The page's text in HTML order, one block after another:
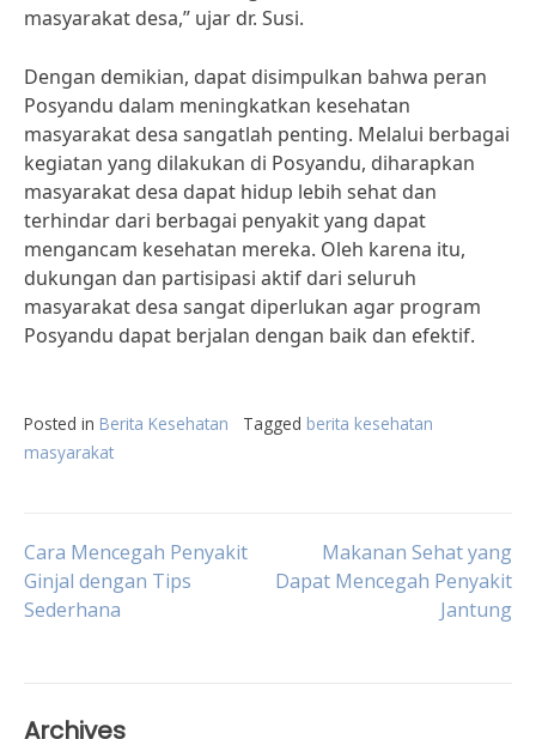
masyarakat desa,” ujar dr. Susi.
Dengan demikian, dapat disimpulkan bahwa peran
Posyandu dalam meningkatkan kesehatan
masyarakat desa sangatlah penting. Melalui berbagai
kegiatan yang dilakukan di Posyandu, diharapkan
masyarakat desa dapat hidup lebih sehat dan
terhindar dari berbagai penyakit yang dapat
mengancam kesehatan mereka. Oleh karena itu,
dukungan dan partisipasi aktif dari seluruh
masyarakat desa sangat diperlukan agar program
Posyandu dapat berjalan dengan baik dan efektif.
Posted in Berita Kesehatan Tagged berita kesehatan
masyarakat
Post
navigation
Cara Mencegah Penyakit
Ginjal dengan Tips
Sederhana
Makanan Sehat yang
Dapat Mencegah Penyakit
Jantung
Archives